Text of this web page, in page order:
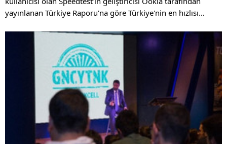
yayınlanan Türkiye Raporu'na göre Türkiye'nin en hızlısı